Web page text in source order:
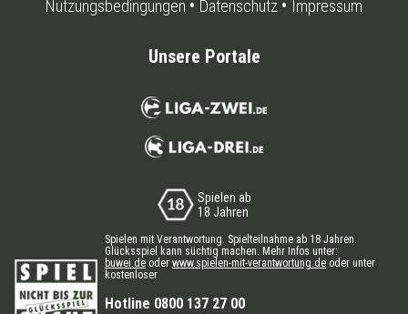
Nutzungsbedingungen Datenschutz Impressum
Unsere Portale
Spielen ab
18 Jahren
Spielen mit Verantwortung. Spielteilnahme ab 18 Jahren.
Glücksspiel kann süchtig machen. Mehr Infos unter:
buwei.deoder www.spielen-mit-verantwortung.deoder unter
kostenloser
Hotline 0800 137 27 00